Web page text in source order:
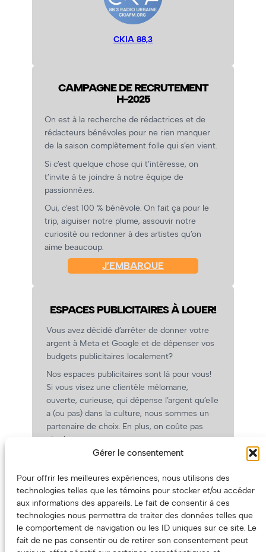
Gérer le consentement
Pour offrir les meilleures expériences, nous utilisons des
technologies telles que les témoins pour stocker et/ou accéder
aux informations des appareils. Le fait de consentir à ces
technologies nous permettra de traiter des données telles que
le comportement de navigation ou les ID uniques sur ce site. Le
fait de ne pas consentir ou de retirer son consentement peut
CKIA 88,3
CAMPAGNE DE RECRUTEMENT
H-2025
On est à la recherche de rédactrices et de
rédacteurs bénévoles pour ne rien manquer
de la saison complètement folle qui s’en vient.
Si c’est quelque chose qui t’intéresse, on
t’invite à te joindre à notre équipe de
passionné.es.
Oui, c’est 100 % bénévole. On fait ça pour le
trip, aiguiser notre plume, assouvir notre
curiosité ou redonner à des artistes qu’on
aime beaucoup.
J’EMBARQUE
ESPACES PUBLICITAIRES À LOUER!
Vous avez décidé d’arrêter de donner votre
argent à Meta et Google et de dépenser vos
budgets publicitaires localement?
Nos espaces publicitaires sont là pour vous!
Si vous visez une clientèle mélomane,
ouverte, curieuse, qui dépense l’argent qu’elle
a (ou pas) dans la culture, nous sommes un
partenaire de choix. En plus, on coûte pas
cher!
On prépare une grille tarifaire intéressante et
(Oui, on va avoir des tarifs spéciaux pour
vous, les artistes!)